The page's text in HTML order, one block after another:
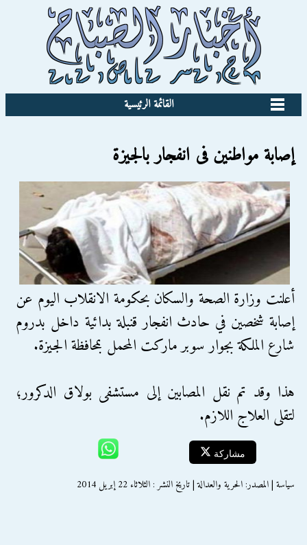
القائمة الرئيسية
إصابة مواطنين فى انفجار بالجيزة
أعلنت وزارة الصحة والسكان بحكومة الانقلاب اليوم عن
إصابة شخصين في حادث انفجار قنبلة بدائية داخل بدروم
شارع الملكة بجوار سوبر ماركت المحمل بمحافظة الجيزة.
هذا وقد تم نقل المصابين إلى مستشفى بولاق الدكرور؛
لتقلى العلاج اللازم.
مشاركة
سياسة | المصدر: الحرية والعدالة | تاريخ النشر : الثلاثاء 22 إبريل 2014